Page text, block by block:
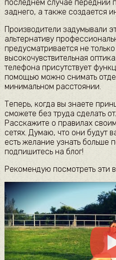
последнем случае передний
заднего, а также создается
Производители задумывали
альтернативу
предусматривается не
высокочувствительная
телефона присутствует
помощью можно снимать
минимальном расстоянии.
Теперь, когда вы знаете
сможете без труда сделать
Расскажите о правилах
сетях. Думаю, что они будут
есть желание узнать больше
подпишитесь на блог!
Рекомендую посмотреть эти